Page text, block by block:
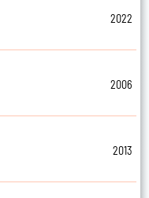
2022
2006
2013